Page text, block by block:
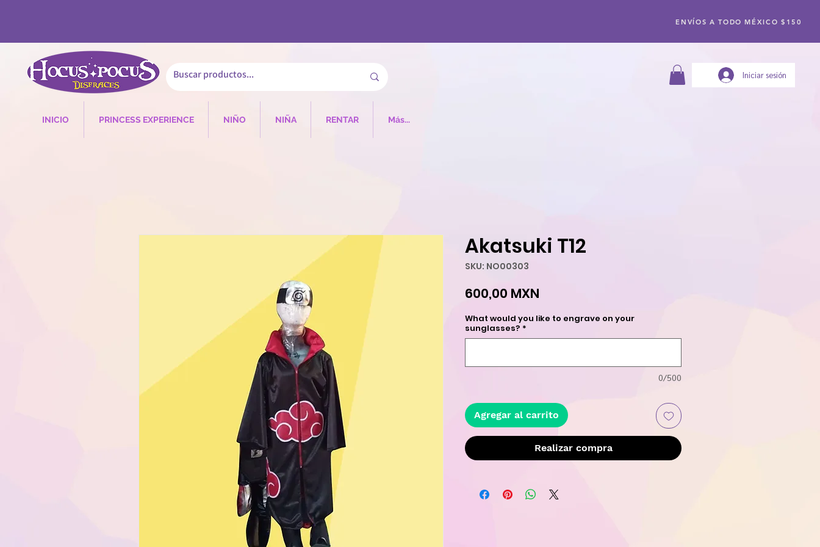
ENVÍOS A TODO MÉXICO $150
Iniciar sesión
INICIO PRINCESS EXPERIENCE NIÑO NIÑA RENTAR Más...
Akatsuki T12
SKU: NO00303
600,00 MXN
What would you like to engrave on your
sunglasses? *
0/500
Agregar al carrito
Realizar compra